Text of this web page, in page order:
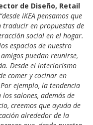
de Diseño, Retail
“desde IKEA pensamos que
traducir en propuestas de
social en el hogar.
espacios de nuestro
puedan reunirse,
Desde el interiorismo
comer y cocinar en
ejemplo, la tendencia
salones, además de
creemos que ayuda de
alrededor de la